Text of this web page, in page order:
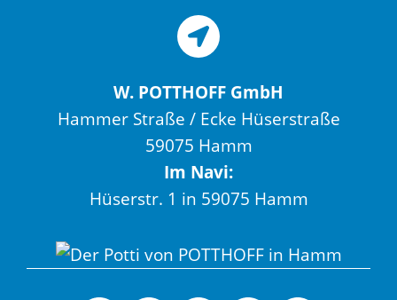
W. POTTHOFF GmbH
Hammer Straße / Ecke Hüserstraße
59075 Hamm
Im Navi:
Hüserstr. 1 in 59075 Hamm